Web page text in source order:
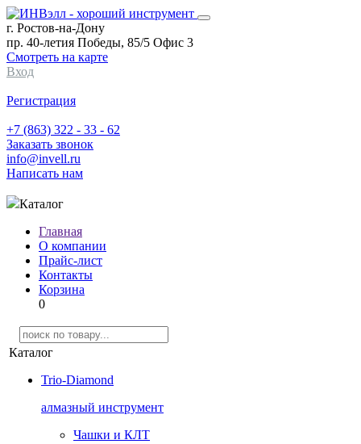
г. Ростов-на-Дону
пр. 40-летия Победы, 85/5 Офис 3
Смотреть на карте
Вход
Регистрация
+7 (863) 322 - 33 - 62
Заказать звонок
info@invell.ru
Написать нам
Каталог
Главная
О компании
Прайс-лист
Контакты
Корзина
0
Каталог
Trio-Diamond
алмазный инструмент
Чашки и КЛТ